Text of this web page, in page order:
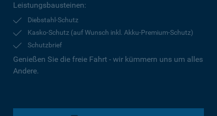
Leistungsbausteinen:
Diebstahl-Schutz
Kasko-Schutz (auf Wunsch inkl. Akku-Premium-Schutz)
Schutzbrief
Genießen Sie die freie Fahrt - wir kümmern uns um alles
Andere.